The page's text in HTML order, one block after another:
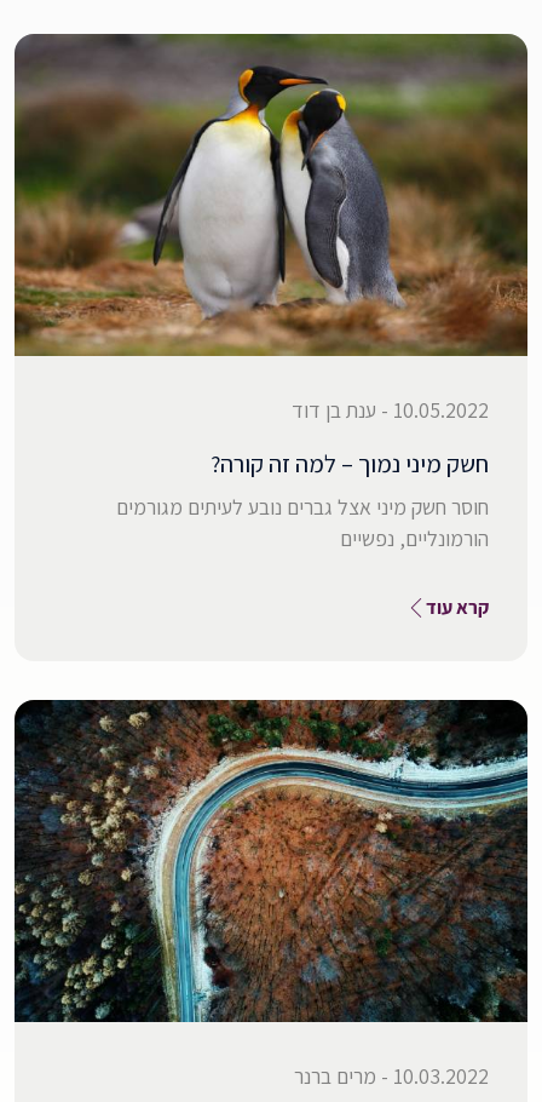
10.05.2022 - ענת בן דוד
חשק מיני נמוך – למה זה קורה?
חוסר חשק מיני אצל גברים נובע לעיתים מגורמים
הורמונליים, נפשיים
קרא עוד
10.03.2022 - מרים ברנר